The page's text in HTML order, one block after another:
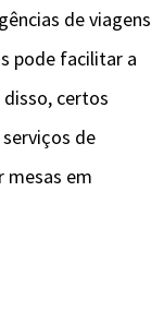
de viagens
pode facilitar a
disso, certos
de
mesas em